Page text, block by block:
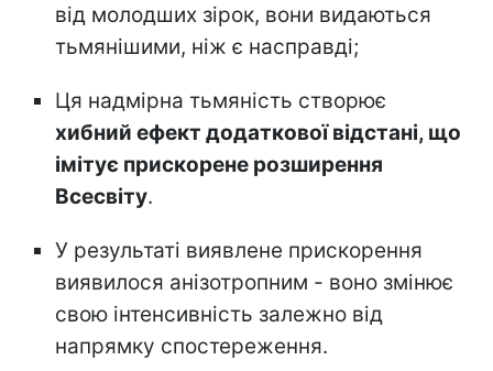
від молодших зірок, вони видаються
тьмянішими, ніж є насправді;
Ця надмірна тьмяність створює
хибний ефект додаткової відстані, що
імітує прискорене розширення
Всесвіту.
У результаті виявлене прискорення
виявилося анізотропним - воно змінює
свою інтенсивність залежно від
напрямку спостереження.